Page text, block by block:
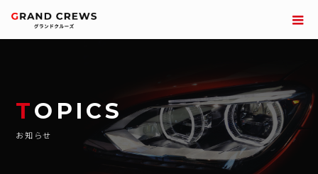
TOPICS
お知らせ